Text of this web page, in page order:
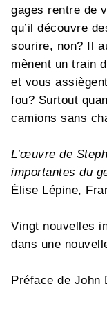
gages rentre de
qu’il découvre
sourire, non? Il
mènent un train
et vous
fou? Surtout
camions sans
L’œuvre de
importantes du
Élise Lépine,
Vingt nouvelles
dans une
Préface de John